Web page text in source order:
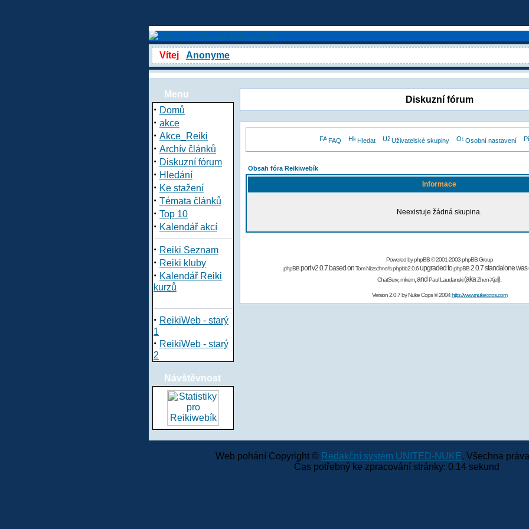
Vítej Anonyme
Menu
· Domů
· akce
· Akce_Reiki
· Archív článků
· Diskuzní fórum
· Hledání
· Ke stažení
· Témata článků
· Top 10
· Kalendář akcí
· Reiki Seznam
· Reiki kluby
· Kalendář Reiki
kurzů
· ReikiWeb - starý
1
· ReikiWeb - starý
2
Návštěvnost
Diskuzní fórum
FAQ Hledat Uživatelské skupiny Osobní nastavení
Obsah fóra Reikiwebík
Informace
Neexistuje žádná skupina.
Powered byphpBB© 2001-2003 phpBB Group
phpBBport v2.0.7 based onTom Nitzschner'sphpbb2.0.6upgraded tophpBB2.0.7 standalone
ChatServ,mikem,and Paul Laudanski(akaZhen-Xjell).
Version 2.0.7 byNuke Cops© 2004http://www.nukecops.com
Web pohání Copyright © Redakční systém UNITED-NUKE. Všechna
Čas potřebný ke zpracování stránky: 0.14 sekund